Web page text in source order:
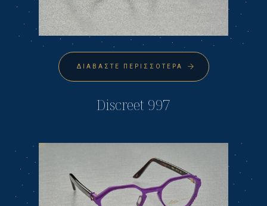
ΔΙΑΒΆΣΤΕ ΠΕΡΙΣΣΌΤΕΡΑ
Discreet 997